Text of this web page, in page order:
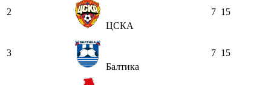
2
ЦСКА
7 15
3
Балтика
7 15